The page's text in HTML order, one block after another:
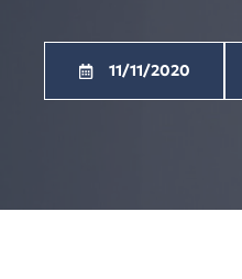
11/11/2020